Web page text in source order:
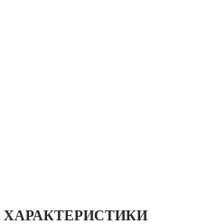
ХАРАКТЕРИСТИКИ